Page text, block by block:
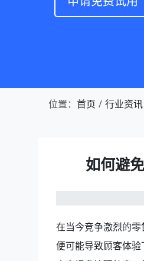
位置： 首页 行业资讯
如何避
在当今竞争激烈的
便可能导致顾客体验